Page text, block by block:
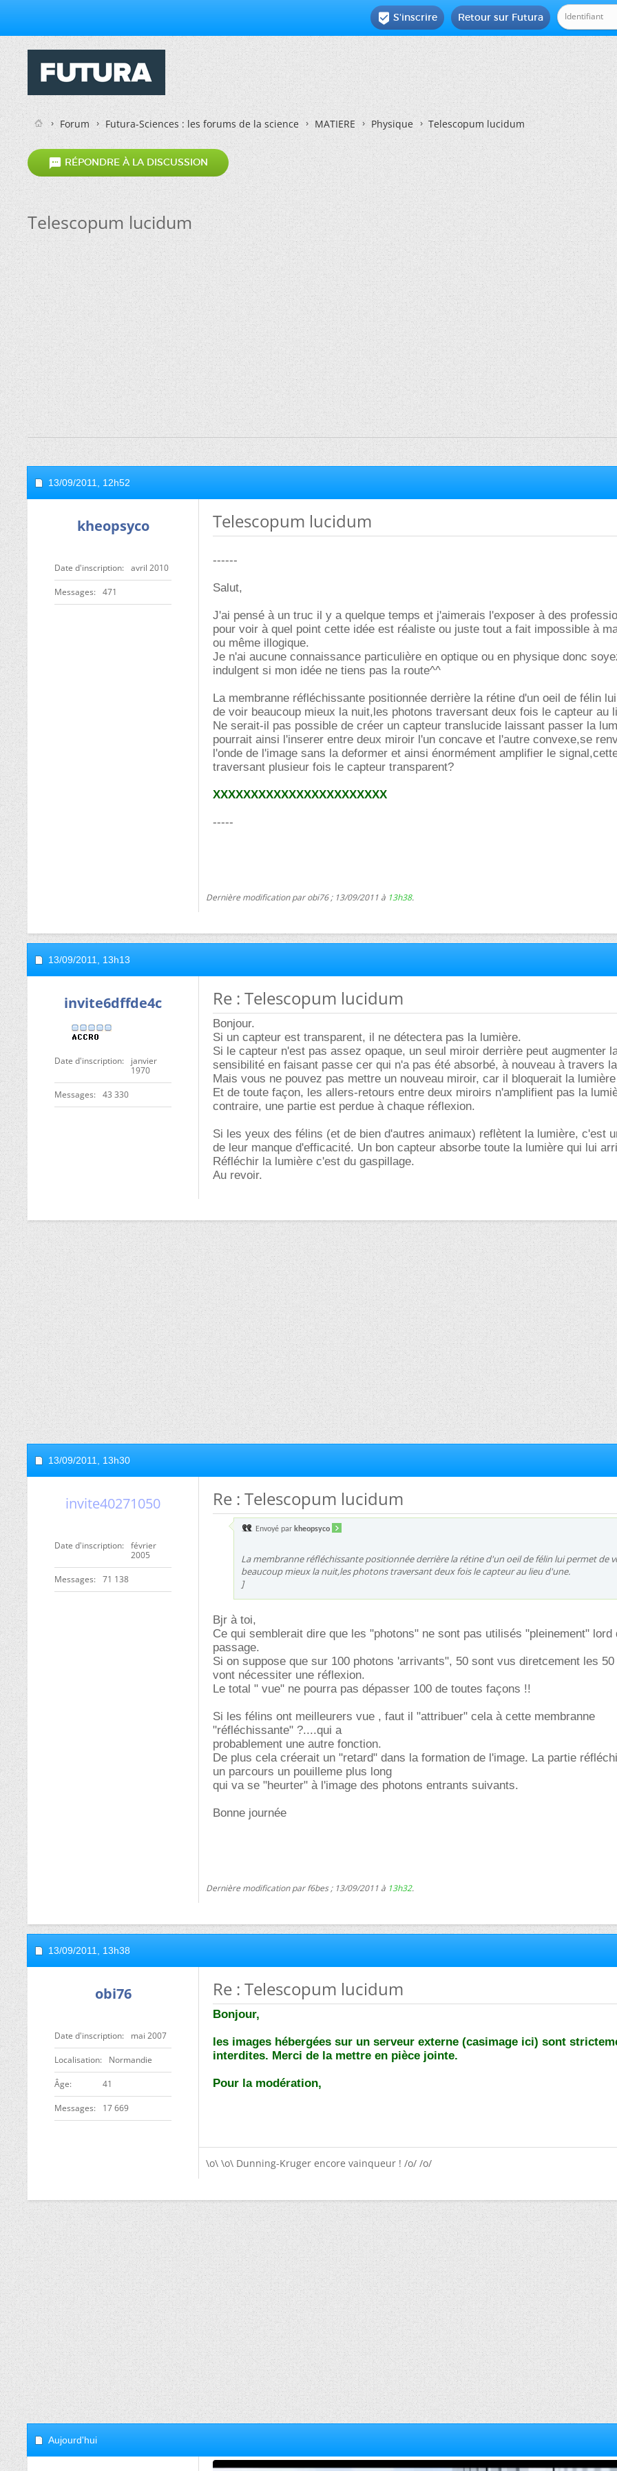
Retour sur Futura
 S'inscrire
Forum Futura-Sciences : les forums de la science MATIERE Physique Telescopum lucidum
 RÉPONDRE À LA DISCUSSION
Telescopum lucidum
13/09/2011, 12h52
kheopsyco
Date d'inscription avril 2010
Messages 471
Telescopum lucidum
------
Salut,
J'ai pensé à un truc il y a quelque temps et j'aimerais l'exposer à des
pour voir à quel point cette idée est réaliste ou juste tout a fait impossible à
ou même illogique.
Je n'ai aucune connaissance particulière en optique ou en physique donc
indulgent si mon idée ne tiens pas la route^^
La membranne réfléchissante positionnée derrière la rétine d'un oeil de félin
de voir beaucoup mieux la nuit,les photons traversant deux fois le capteur au
Ne serait-il pas possible de créer un capteur translucide laissant passer la
pourrait ainsi l'inserer entre deux miroir l'un concave et l'autre convexe,se
l'onde de l'image sans la deformer et ainsi énormément amplifier le
traversant plusieur fois le capteur transparent?
XXXXXXXXXXXXXXXXXXXXXXX
-----
Dernière modification par obi76 ; 13/09/2011 à 13h38.
13/09/2011, 13h13
invite6dffde4c
Date d'inscription
janvier
1970
Messages 43 330
Re : Telescopum lucidum
Bonjour.
Si un capteur est transparent, il ne détectera pas la lumière.
Si le capteur n'est pas assez opaque, un seul miroir derrière peut augmenter
sensibilité en faisant passe cer qui n'a pas été absorbé, à nouveau à travers
Mais vous ne pouvez pas mettre un nouveau miroir, car il bloquerait la
Et de toute façon, les allers-retours entre deux miroirs n'amplifient pas la
contraire, une partie est perdue à chaque réflexion.
Si les yeux des félins (et de bien d'autres animaux) reflètent la lumière, c'est
de leur manque d'efficacité. Un bon capteur absorbe toute la lumière qui lui
Réfléchir la lumière c'est du gaspillage.
Au revoir.
13/09/2011, 13h30
invite40271050
Date d'inscription
février
2005
Messages 71 138
Re : Telescopum lucidum
Envoyé par kheopsyco
La membranne réfléchissante positionnée derrière la rétine d'un oeil de félin lui permet de
beaucoup mieux la nuit,les photons traversant deux fois le capteur au lieu d'une.
]
Bjr à toi,
Ce qui semblerait dire que les "photons" ne sont pas utilisés "pleinement" lord
passage.
Si on suppose que sur 100 photons 'arrivants", 50 sont vus diretcement les
vont nécessiter une réflexion.
Le total " vue" ne pourra pas dépasser 100 de toutes façons !!
Si les félins ont meilleurers vue , faut il "attribuer" cela à cette membranne
"réfléchissante" ?....qui a
probablement une autre fonction.
De plus cela créerait un "retard" dans la formation de l'image. La partie
un parcours un pouilleme plus long
qui va se "heurter" à l'image des photons entrants suivants.
Bonne journée
Dernière modification par f6bes ; 13/09/2011 à 13h32.
13/09/2011, 13h38
obi76
Date d'inscription mai 2007
Localisation Normandie
ge 41
Messages 17 669
Re : Telescopum lucidum
Bonjour,
les images hébergées sur un serveur externe (casimage ici) sont
interdites. Merci de la mettre en pièce jointe.
Pour la modération,
\o\ \o\ Dunning-Kruger encore vainqueur ! /o/ /o/
Aujourd'hui